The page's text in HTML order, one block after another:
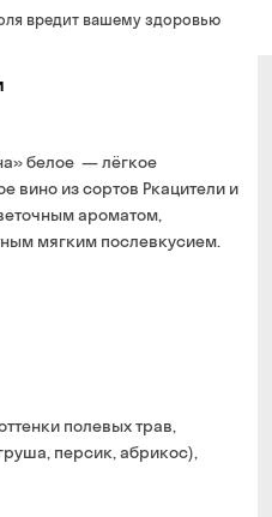
139 грн
воздушные тревоги
заказа — 250 грн
из магазина в удобное
и в магазине
вредит вашему здоровью
белое — лёгкое
вино из сортов Ркацители и
ароматом,
мягким послевкусием.
полевых трав,
персик, абрикос),